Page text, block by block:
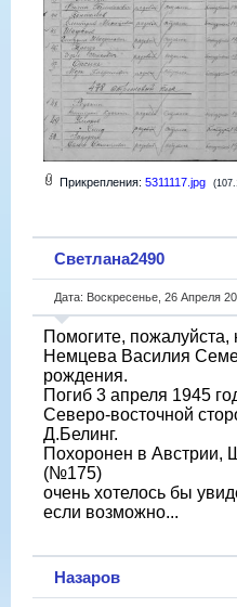
Прикрепления: 5311117.jpg
Светлана2490
Дата: Воскресенье, 26 Апреля
Помогите, пожалуйста,
Немцева Василия
рождения.
Погиб 3 апреля 1945
Северо-восточной
Д.Белинг.
Похоронен в Австрии,
(№175)
очень хотелось бы
если возможно...
Назаров